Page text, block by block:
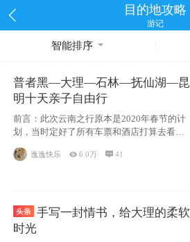
目的地攻略
游记
智能排序
普者黑—大理—石林—抚仙湖—昆
明十天亲子自由行
前言：此次云南之行原本是2020年春节的计
划，当时定好了所有车票和酒店打算去看红
嘴鸥，但是一场突如其来的
逸逸快乐 6.0万 41
手写一封情书，给大理的柔软
时光